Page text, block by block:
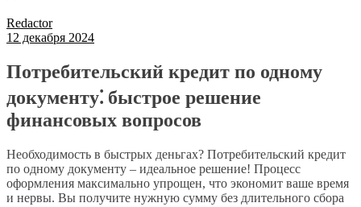
Redactor
12 декабря 2024
Потребительский кредит по одному
документу⁚ быстрое решение
финансовых вопросов
Необходимость в быстрых деньгах? Потребительский кредит
по одному документу – идеальное решение! Процесс
оформления максимально упрощен, что экономит ваше время
и нервы. Вы получите нужную сумму без длительного сбора